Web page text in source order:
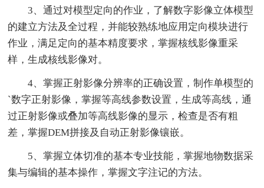
3、通过对模型定向的作业，了解数字影像立体模型
的建立方法及全过程，并能较熟练地应用定向模块进行
作业，满足定向的基本精度要求，掌握核线影像重采
样，生成核线影像对。
4、掌握正射影像分辨率的正确设置，制作单模型的
`数字正射影像，掌握等高线参数设置，生成等高线，通
过正射影像或叠加等高线影像的显示，检查是否有粗
差，掌握DEM拼接及自动正射影像镶嵌。
5、掌握立体切准的基本专业技能，掌握地物数据采
集与编辑的基本操作，掌握文字注记的方法。